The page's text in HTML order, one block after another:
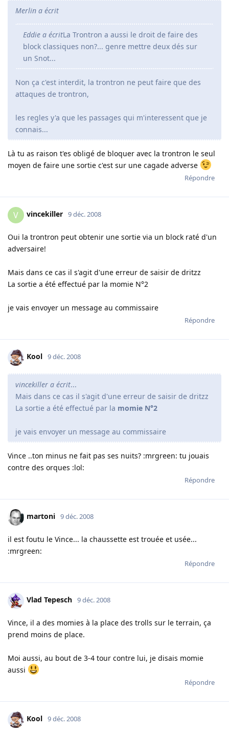
Merlin a écrit
Eddie a écritLa Trontron a aussi le droit de faire des
block classiques non?... genre mettre deux dés sur
un Snot...
Non ça c'est interdit, la trontron ne peut faire que des
attaques de trontron,
les regles y'a que les passages qui m'interessent que je
connais...
Là tu as raison t'es obligé de bloquer avec la trontron le seul
moyen de faire une sortie c'est sur une cagade adverse
Répondre
V vincekiller 9 déc. 2008
Oui la trontron peut obtenir une sortie via un block raté d'un
adversaire!
Mais dans ce cas il s'agit d'une erreur de saisir de dritzz
La sortie a été effectué par la momie N°2
je vais envoyer un message au commissaire
Répondre
Kool 9 déc. 2008
vincekiller a écrit...
Mais dans ce cas il s'agit d'une erreur de saisir de dritzz
La sortie a été effectué par la momie N°2
je vais envoyer un message au commissaire
Vince ..ton minus ne fait pas ses nuits? :mrgreen: tu jouais
contre des orques :lol:
Répondre
martoni 9 déc. 2008
il est foutu le Vince... la chaussette est trouée et usée...
:mrgreen:
Répondre
Vlad Tepesch 9 déc. 2008
Vince, il a des momies à la place des trolls sur le terrain, ça
prend moins de place.
Moi aussi, au bout de 3-4 tour contre lui, je disais momie
aussi
Répondre
Kool 9 déc. 2008